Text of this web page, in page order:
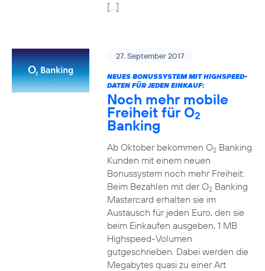
[…]
27. September 2017
NEUES BONUSSYSTEM MIT HIGHSPEED-
DATEN FÜR JEDEN EINKAUF:
Noch mehr mobile
Freiheit für O2
Banking
Ab Oktober bekommen O2Banking
Kunden mit einem neuen
Bonussystem noch mehr Freiheit:
Beim Bezahlen mit der O2Banking
Mastercard erhalten sie im
Austausch für jeden Euro, den sie
beim Einkaufen ausgeben, 1 MB
Highspeed-Volumen
gutgeschrieben. Dabei werden die
Megabytes quasi zu einer Art